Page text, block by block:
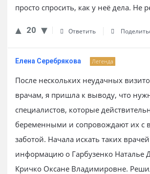
просто спросить, как у неё дела. Не
20 Ответить
Елена Серебрякова Легенда
После нескольких неудачных
врачам, я пришла к выводу, что
специалистов, которые
беременными и сопровождают их с
заботой. Начала искать таких
информацию о Гарбузенко Наталье
Кричко Оксане Владимировне.